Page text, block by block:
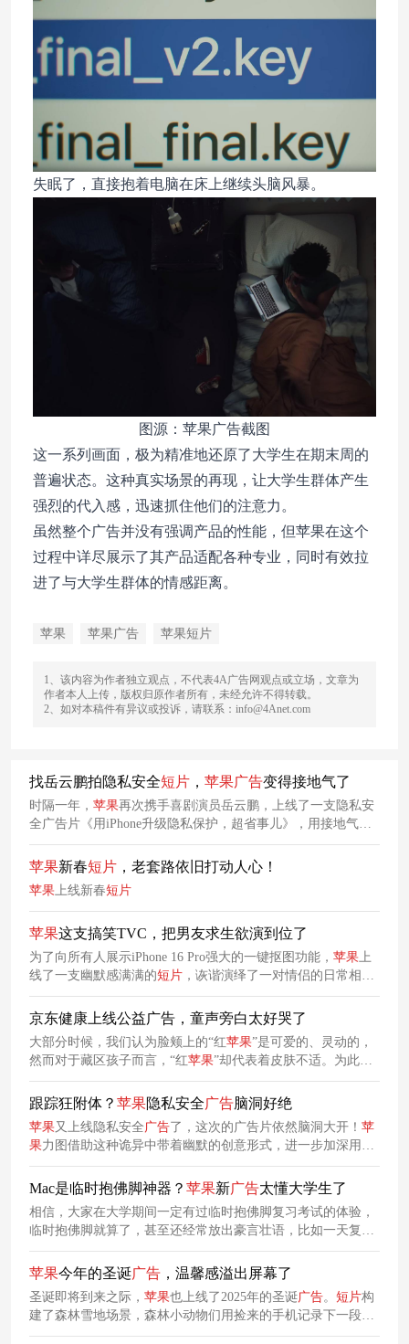
失眠了，直接抱着电脑在床上继续头脑风暴。
图源：苹果广告截图
这一系列画面，极为精准地还原了大学生在期末周的
普遍状态。这种真实场景的再现，让大学生群体产生
强烈的代入感，迅速抓住他们的注意力。
虽然整个广告并没有强调产品的性能，但苹果在这个
过程中详尽展示了其产品适配各种专业，同时有效拉
进了与大学生群体的情感距离。
苹果 苹果广告 苹果短片
1、该内容为作者独立观点，不代表4A广告网观点或立场，文章为
作者本人上传，版权归原作者所有，未经允许不得转载。
2、如对本稿件有异议或投诉，请联系：info@4Anet.com
找岳云鹏拍隐私安全短片 ， 苹果广告变得接地气了
时隔一年， 苹果再次携手喜剧演员岳云鹏，上线了一支隐私安
全广告片《用iPhone升级隐私保护，超省事儿》，用接地气的
剧情爆笑演绎手机隐私安全的那些事儿，让观众在笑声中快速
代入隐私泄露的焦虑，继而让观众快速记住
锁APP”“密码自动存储”等功能解决方案。
苹果新春短片 ，老套路依旧打动人心！
苹果上线新春短片
苹果这支搞笑TVC，把男友求生欲演到位了
为了向所有人展示iPhone 16 Pro强大的一键抠图功能， 苹果上
线了一支幽默感满满的短片 ，诙谐演绎了一对情侣的日常相处
片段，让iPhone 16 Pro的照片编辑功能自然而然融入到男子的
求生欲故事中，力图吸引更多人购买产品。
京东健康上线公益广告，童声旁白太好哭了
大部分时候，我们认为脸颊上的“红苹果”是可爱的、灵动的，
然而对于藏区孩子而言，“红苹果”却代表着皮肤不适。为此，
京东健康上线了一支公益广告《不可爱的红苹果》，邀请所有
人一起呵护藏区孩子的笑容。
跟踪狂附体？ 苹果隐私安全广告脑洞好绝
苹果又上线隐私安全广告了，这次的广告片依然脑洞大开！ 苹
果力图借助这种诡异中带着幽默的创意形式，进一步加深用户
对品牌重视隐私、懂用户顾虑的认知，并巩固苹果安全可靠的
品牌形象。
Mac是临时抱佛脚神器？ 苹果新广告太懂大学生了
相信，大家在大学期间一定有过临时抱佛脚复习考试的体验，
临时抱佛脚就算了，甚至还经常放出豪言壮语，比如一天复习
3本书什么的。针对大学生们这种行为，苹果上线了一支幽默
短片，力图证明其MacBook Air是临时抱佛脚“神器”。
苹果今年的圣诞广告 ，温馨感溢出屏幕了
圣诞即将到来之际， 苹果也上线了2025年的圣诞广告。 短片构
建了森林雪地场景，森林小动物们用捡来的手机记录下一段极
为温馨有趣的“朋友之歌”合唱，整个故事既浪漫又充满童趣，